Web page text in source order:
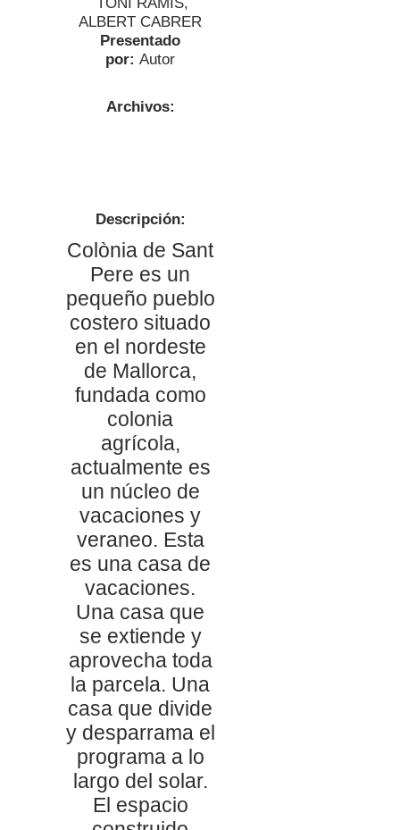
ALBERT CABRER
Presentado
por: Autor
Archivos:
Descripción:
Colònia de Sant
Pere es un
pequeño pueblo
costero situado
en el nordeste
de Mallorca,
fundada como
colonia
agrícola,
actualmente es
un núcleo de
vacaciones y
veraneo. Esta
es una casa de
vacaciones.
Una casa que
se extiende y
aprovecha toda
la parcela. Una
casa que divide
y desparrama el
programa a lo
largo del solar.
El espacio